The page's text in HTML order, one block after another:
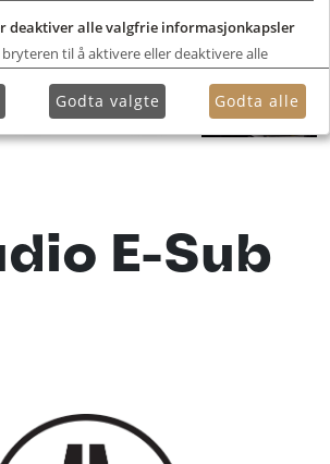
E-Sub
deaktiver alle valgfrie informasjonkapsler
til å aktivere eller deaktivere alle
Godta valgte Godta alle